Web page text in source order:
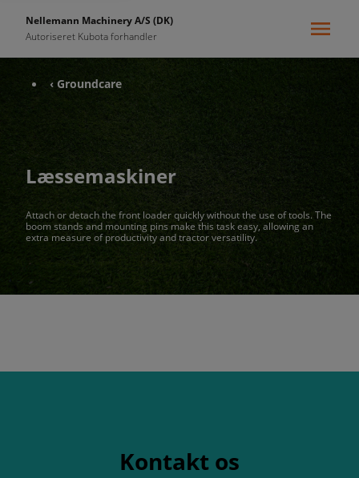
Nellemann Machinery A/S (DK)
Autoriseret Kubota forhandler
‹ Groundcare
Læssemaskiner
Attach or detach the front loader quickly without the use of tools. The
boom stands and mounting pins make this task easy, allowing an
extra measure of productivity and tractor versatility.
Kontakt os